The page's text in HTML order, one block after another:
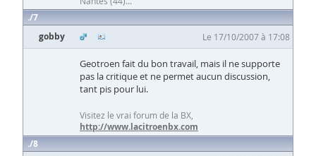
7
gobby
Le 17/10/2007 à 17:08
Geotroen fait du bon travail, mais il ne supporte
pas la critique et ne permet aucun discussion,
tant pis pour lui.
Visitez le vrai forum de la BX,
http://www.lacitroenbx.com
8